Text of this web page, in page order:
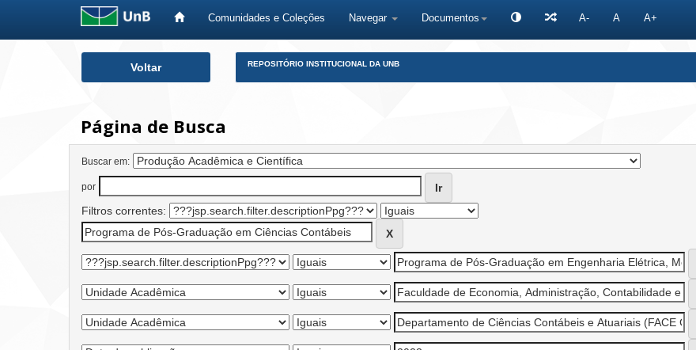
Comunidades e Coleções Navegar Documentos A- A A+
Voltar REPOSITÓRIO INSTITUCIONAL DA UNB
Página de Busca
Buscar em:
por
Filtros correntes: